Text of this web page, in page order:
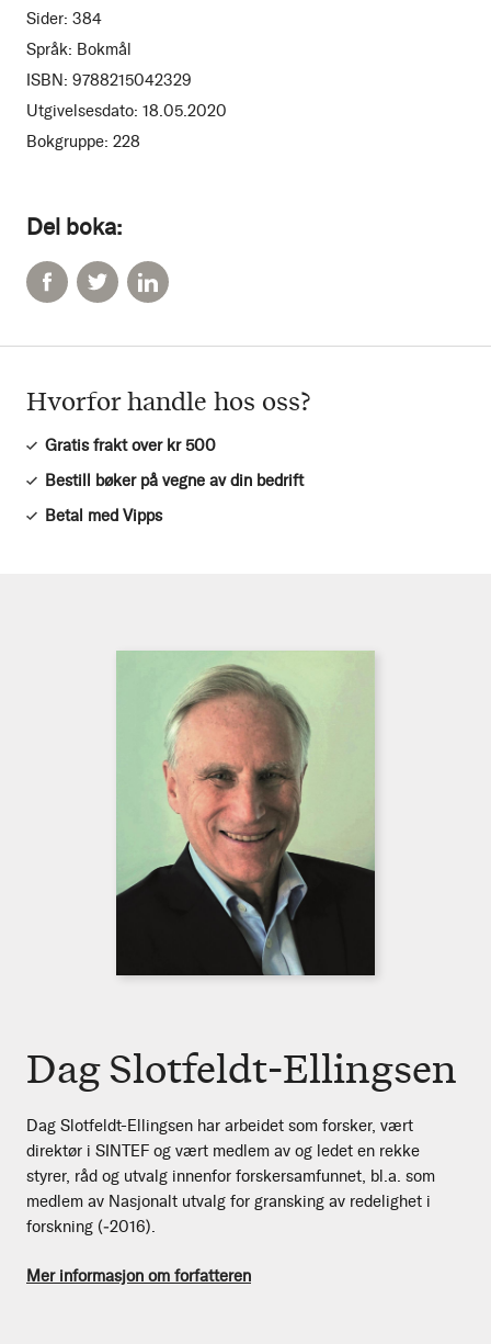
Del boka:
Sider: 384
Språk: Bokmål
ISBN: 9788215042329
Utgivelsesdato: 18.05.2020
Bokgruppe: 228
Hvorfor handle hos oss?
Gratis frakt over kr 500
Bestill bøker på vegne av din bedrift
Betal med Vipps
Dag Slotfeldt-Ellingsen
Dag Slotfeldt-Ellingsen har arbeidet som forsker, vært
direktør i SINTEF og vært medlem av og ledet en rekke
styrer, råd og utvalg innenfor forskersamfunnet, bl.a. som
medlem av Nasjonalt utvalg for gransking av redelighet i
forskning (‒2016).
Mer informasjon om forfatteren